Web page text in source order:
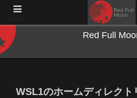
NWとキーボードのジャンク
Red Full
WSL1のホームディレクト